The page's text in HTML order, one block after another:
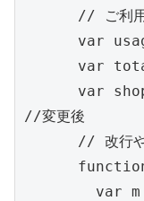
// ご利用
var
var
var
//変更後
// 改行や
var